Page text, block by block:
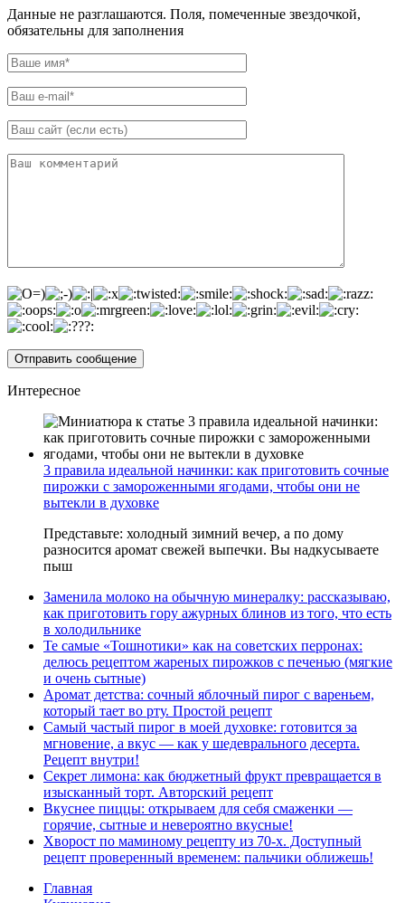
Данные не разглашаются. Поля, помеченные звездочкой,
обязательны для заполнения
Интересное
3 правила идеальной начинки: как приготовить сочные
пирожки с замороженными ягодами, чтобы они не
вытекли в духовке
Представьте: холодный зимний вечер, а по дому
разносится аромат свежей выпечки. Вы надкусываете
пыш
Заменила молоко на обычную минералку: рассказываю,
как приготовить гору ажурных блинов из того, что есть
в холодильнике
Те самые «Тошнотики» как на советских перронах:
делюсь рецептом жареных пирожков с печенью (мягкие
и очень сытные)
Аромат детства: сочный яблочный пирог с вареньем,
который тает во рту. Простой рецепт
Самый частый пирог в моей духовке: готовится за
мгновение, а вкус — как у шедеврального десерта.
Рецепт внутри!
Секрет лимона: как бюджетный фрукт превращается в
изысканный торт. Авторский рецепт
Вкуснее пиццы: открываем для себя смаженки —
горячие, сытные и невероятно вкусные!
Хворост по маминому рецепту из 70-х. Доступный
рецепт проверенный временем: пальчики оближешь!
Главная